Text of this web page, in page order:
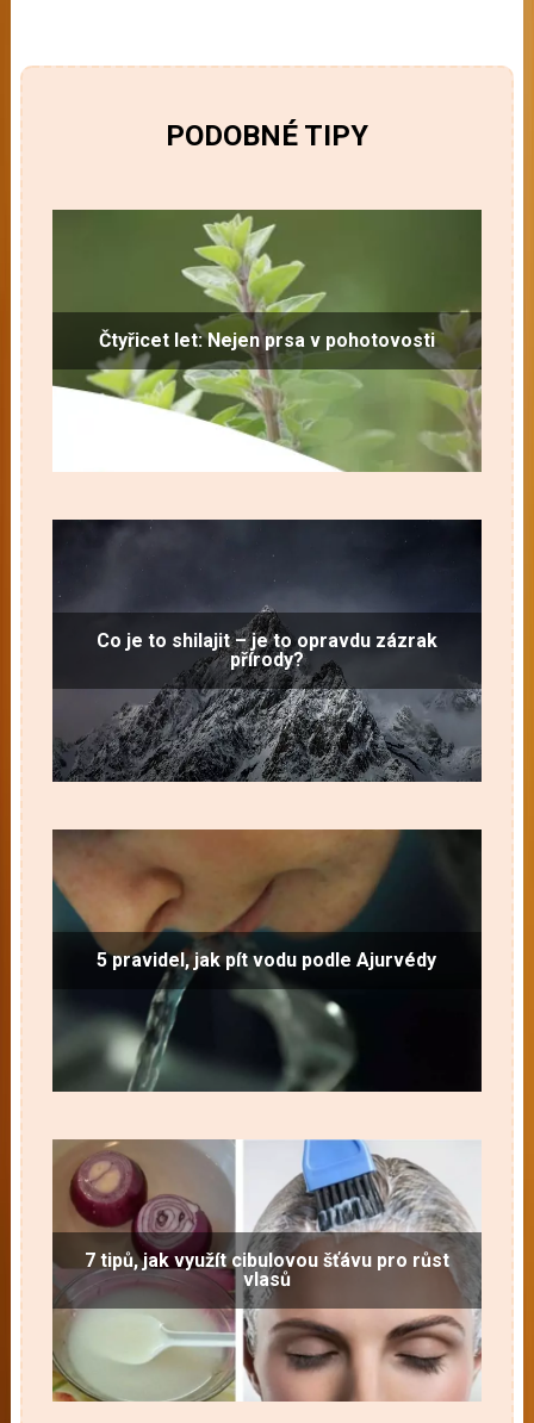
PODOBNÉ TIPY
Čtyřicet let: Nejen prsa v pohotovosti
Co je to shilajit – je to opravdu zázrak
přírody?
5 pravidel, jak pít vodu podle Ajurvédy
7 tipů, jak využít cibulovou šťávu pro růst
vlasů